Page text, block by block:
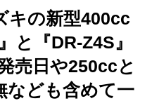
キの新型400cc
と『DR-Z4S』
売日や250ccと
なども含めて一